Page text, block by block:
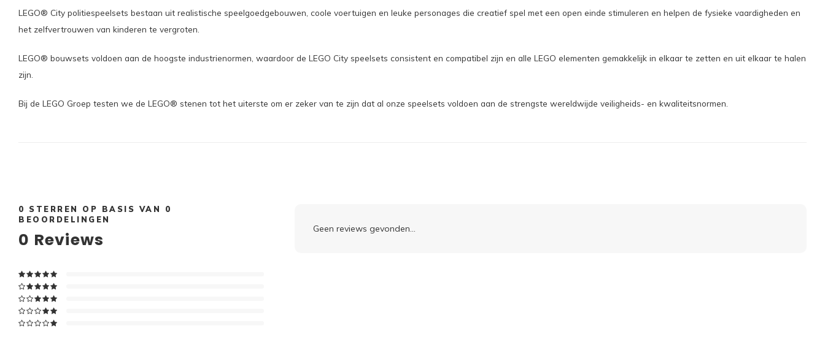
LEGO® City politiespeelsets bestaan uit realistische speelgoedgebouwen, coole voertuigen en leuke personages die creatief spel met een open einde stimuleren en helpen de fysieke vaardigheden en
het zelfvertrouwen van kinderen te vergroten.
LEGO® bouwsets voldoen aan de hoogste industrienormen, waardoor de LEGO City speelsets consistent en compatibel zijn en alle LEGO elementen gemakkelijk in elkaar te zetten en uit elkaar te halen
zijn.
Bij de LEGO Groep testen we de LEGO® stenen tot het uiterste om er zeker van te zijn dat al onze speelsets voldoen aan de strengste wereldwijde veiligheids- en kwaliteitsnormen.
0 STERREN OP BASIS VAN 0
BEOORDELINGEN
0 Reviews
Geen reviews gevonden...